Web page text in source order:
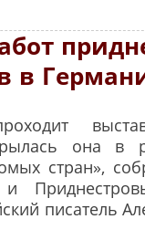
в
она в
стран»,
писатель